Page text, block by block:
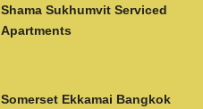
Shama Sukhumvit Serviced
Apartments
Somerset Ekkamai Bangkok